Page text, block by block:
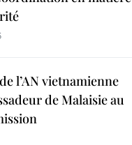
l’AN vietnamienne
de Malaisie au